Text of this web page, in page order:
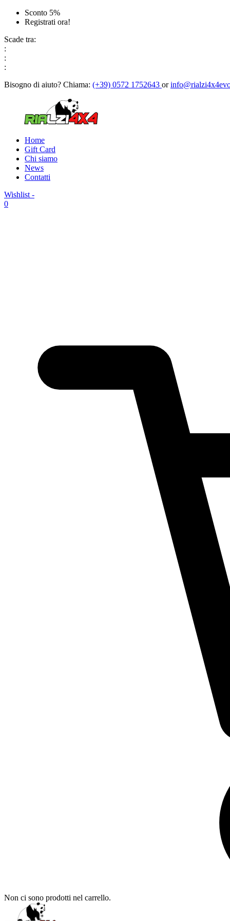
Sconto 5%
Registrati ora!
Scade tra:
:
:
:
Bisogno di aiuto? Chiama: (+39) 0572 1752643 or
Home
Gift Card
Chi siamo
News
Contatti
Wishlist -
0
Non ci sono prodotti nel carrello.